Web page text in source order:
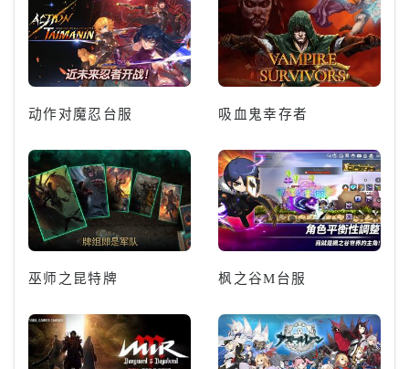
动作对魔忍台服 吸血鬼幸存者
巫师之昆特牌 枫之谷M台服